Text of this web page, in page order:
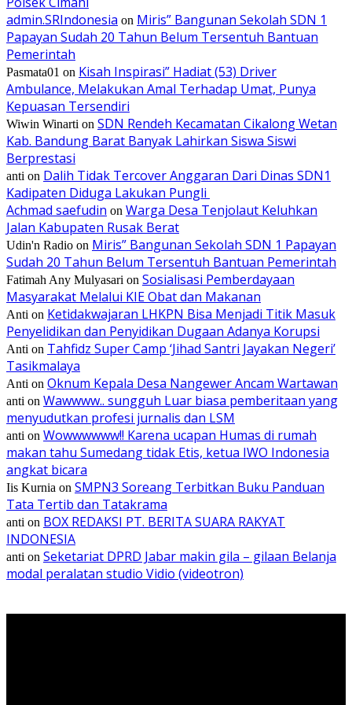
admin.SRIndonesia on Miris” Bangunan Sekolah SDN 1
Papayan Sudah 20 Tahun Belum Tersentuh Bantuan
Pemerintah
Pasmata01 on Kisah Inspirasi” Hadiat (53) Driver
Ambulance, Melakukan Amal Terhadap Umat, Punya
Kepuasan Tersendiri
Wiwin Winarti on SDN Rendeh Kecamatan Cikalong Wetan
Kab. Bandung Barat Banyak Lahirkan Siswa Siswi
Berprestasi
anti on Dalih Tidak Tercover Anggaran Dari Dinas SDN1
Kadipaten Diduga Lakukan Pungli
Achmad saefudin on Warga Desa Tenjolaut Keluhkan
Jalan Kabupaten Rusak Berat
Udin'n Radio on Miris” Bangunan Sekolah SDN 1 Papayan
Sudah 20 Tahun Belum Tersentuh Bantuan Pemerintah
Fatimah Any Mulyasari on Sosialisasi Pemberdayaan
Masyarakat Melalui KIE Obat dan Makanan
Anti on Ketidakwajaran LHKPN Bisa Menjadi Titik Masuk
Penyelidikan dan Penyidikan Dugaan Adanya Korupsi
Anti on Tahfidz Super Camp ‘Jihad Santri Jayakan Negeri’
Tasikmalaya
Anti on Oknum Kepala Desa Nangewer Ancam Wartawan
anti on Wawwww.. sungguh Luar biasa pemberitaan yang
menyudutkan profesi jurnalis dan LSM
anti on Wowwwwww!! Karena ucapan Humas di rumah
makan tahu Sumedang tidak Etis, ketua IWO Indonesia
angkat bicara
Iis Kurnia on SMPN3 Soreang Terbitkan Buku Panduan
Tata Tertib dan Tatakrama
anti on BOX REDAKSI PT. BERITA SUARA RAKYAT
INDONESIA
anti on Seketariat DPRD Jabar makin gila – gilaan Belanja
modal peralatan studio Vidio (videotron)